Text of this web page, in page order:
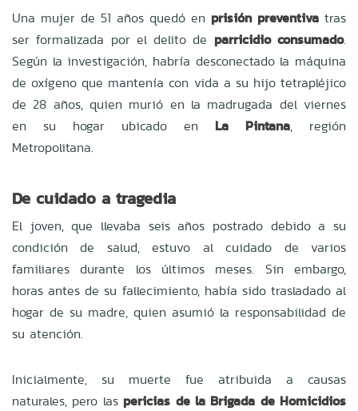
Una mujer de 51 años quedó en prisión preventiva tras
ser formalizada por el delito de parricidio consumado.
Según la investigación, habría desconectado la máquina
de oxígeno que mantenía con vida a su hijo tetrapléjico
de 28 años, quien murió en la madrugada del viernes
en su hogar ubicado en La Pintana, región
Metropolitana.
De cuidado a tragedia
El joven, que llevaba seis años postrado debido a su
condición de salud, estuvo al cuidado de varios
familiares durante los últimos meses. Sin embargo,
horas antes de su fallecimiento, había sido trasladado al
hogar de su madre, quien asumió la responsabilidad de
su atención.
Inicialmente, su muerte fue atribuida a causas
naturales, pero las pericias de la Brigada de Homicidios